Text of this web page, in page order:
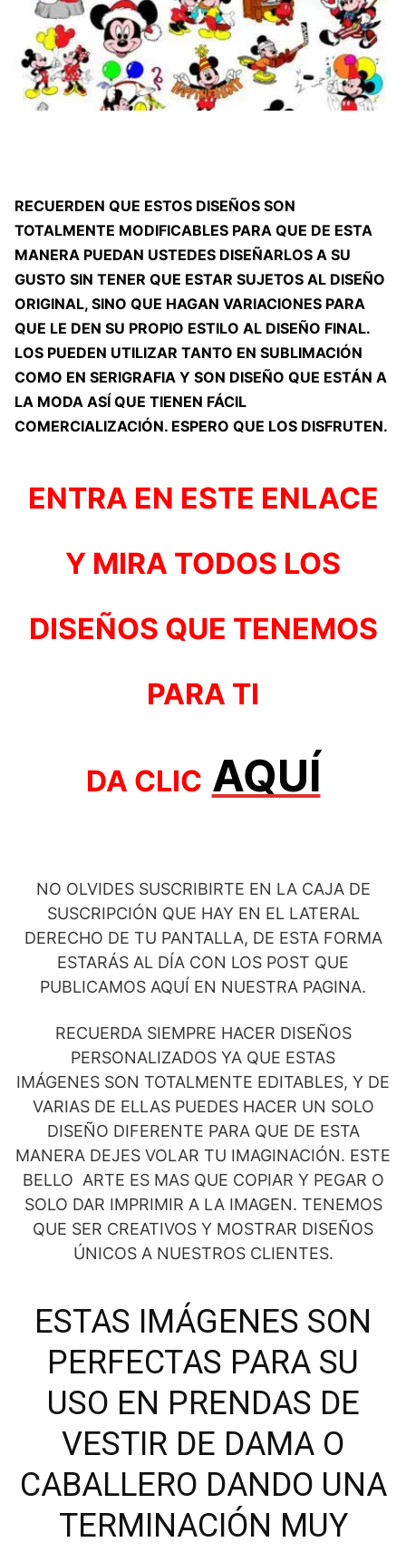
RECUERDEN QUE ESTOS DISEÑOS SON
TOTALMENTE MODIFICABLES PARA QUE DE ESTA
MANERA PUEDAN USTEDES DISEÑARLOS A SU
GUSTO SIN TENER QUE ESTAR SUJETOS AL DISEÑO
ORIGINAL, SINO QUE HAGAN VARIACIONES PARA
QUE LE DEN SU PROPIO ESTILO AL DISEÑO FINAL.
LOS PUEDEN UTILIZAR TANTO EN SUBLIMACIÓN
COMO EN SERIGRAFIA Y SON DISEÑO QUE ESTÁN A
LA MODA ASÍ QUE TIENEN FÁCIL
COMERCIALIZACIÓN. ESPERO QUE LOS DISFRUTEN.
ENTRA EN ESTE ENLACE
Y MIRA TODOS LOS
DISEÑOS QUE TENEMOS
PARA TI
DA CLIC AQUÍ
NO OLVIDES SUSCRIBIRTE EN LA CAJA DE
SUSCRIPCIÓN QUE HAY EN EL LATERAL
DERECHO DE TU PANTALLA, DE ESTA FORMA
ESTARÁS AL DÍA CON LOS POST QUE
PUBLICAMOS AQUÍ EN NUESTRA PAGINA.
RECUERDA SIEMPRE HACER DISEÑOS
PERSONALIZADOS YA QUE ESTAS
IMÁGENES SON TOTALMENTE EDITABLES, Y DE
VARIAS DE ELLAS PUEDES HACER UN SOLO
DISEÑO DIFERENTE PARA QUE DE ESTA
MANERA DEJES VOLAR TU IMAGINACIÓN. ESTE
BELLO ARTE ES MAS QUE COPIAR Y PEGAR O
SOLO DAR IMPRIMIR A LA IMAGEN. TENEMOS
QUE SER CREATIVOS Y MOSTRAR DISEÑOS
ÚNICOS A NUESTROS CLIENTES.
ESTAS IMÁGENES SON
PERFECTAS PARA SU
USO EN PRENDAS DE
VESTIR DE DAMA O
CABALLERO DANDO UNA
TERMINACIÓN MUY